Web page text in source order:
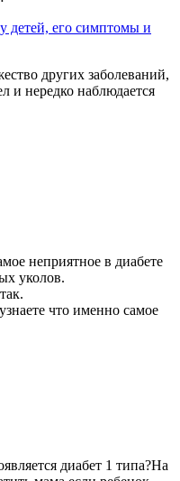
детей, его симптомы и
других заболеваний,
и нередко наблюдается
неприятное в диабете
уколов.
что именно самое
диабет 1 типа?На